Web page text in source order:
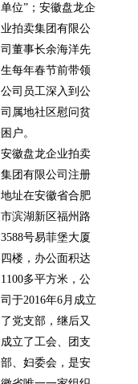
单位”；安徽盘龙企
业拍卖集团有限公
司董事长余海洋先
生每年春节前带领
公司员工深入到公
司属地社区慰问贫
困户。
安徽盘龙企业拍卖
集团有限公司注册
地址在安徽省合肥
市滨湖新区福州路
3588号易菲堡大厦
四楼，办公面积达
1100多平方米，公
司于2016年6月成立
了党支部，继后又
成立了工会、团支
部、妇委会，是安